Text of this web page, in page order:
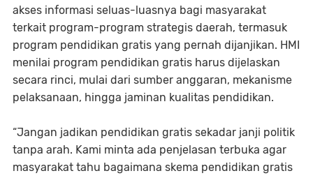
akses informasi seluas-luasnya bagi masyarakat
terkait program-program strategis daerah, termasuk
program pendidikan gratis yang pernah dijanjikan. HMI
menilai program pendidikan gratis harus dijelaskan
secara rinci, mulai dari sumber anggaran, mekanisme
pelaksanaan, hingga jaminan kualitas pendidikan.
“Jangan jadikan pendidikan gratis sekadar janji politik
tanpa arah. Kami minta ada penjelasan terbuka agar
masyarakat tahu bagaimana skema pendidikan gratis